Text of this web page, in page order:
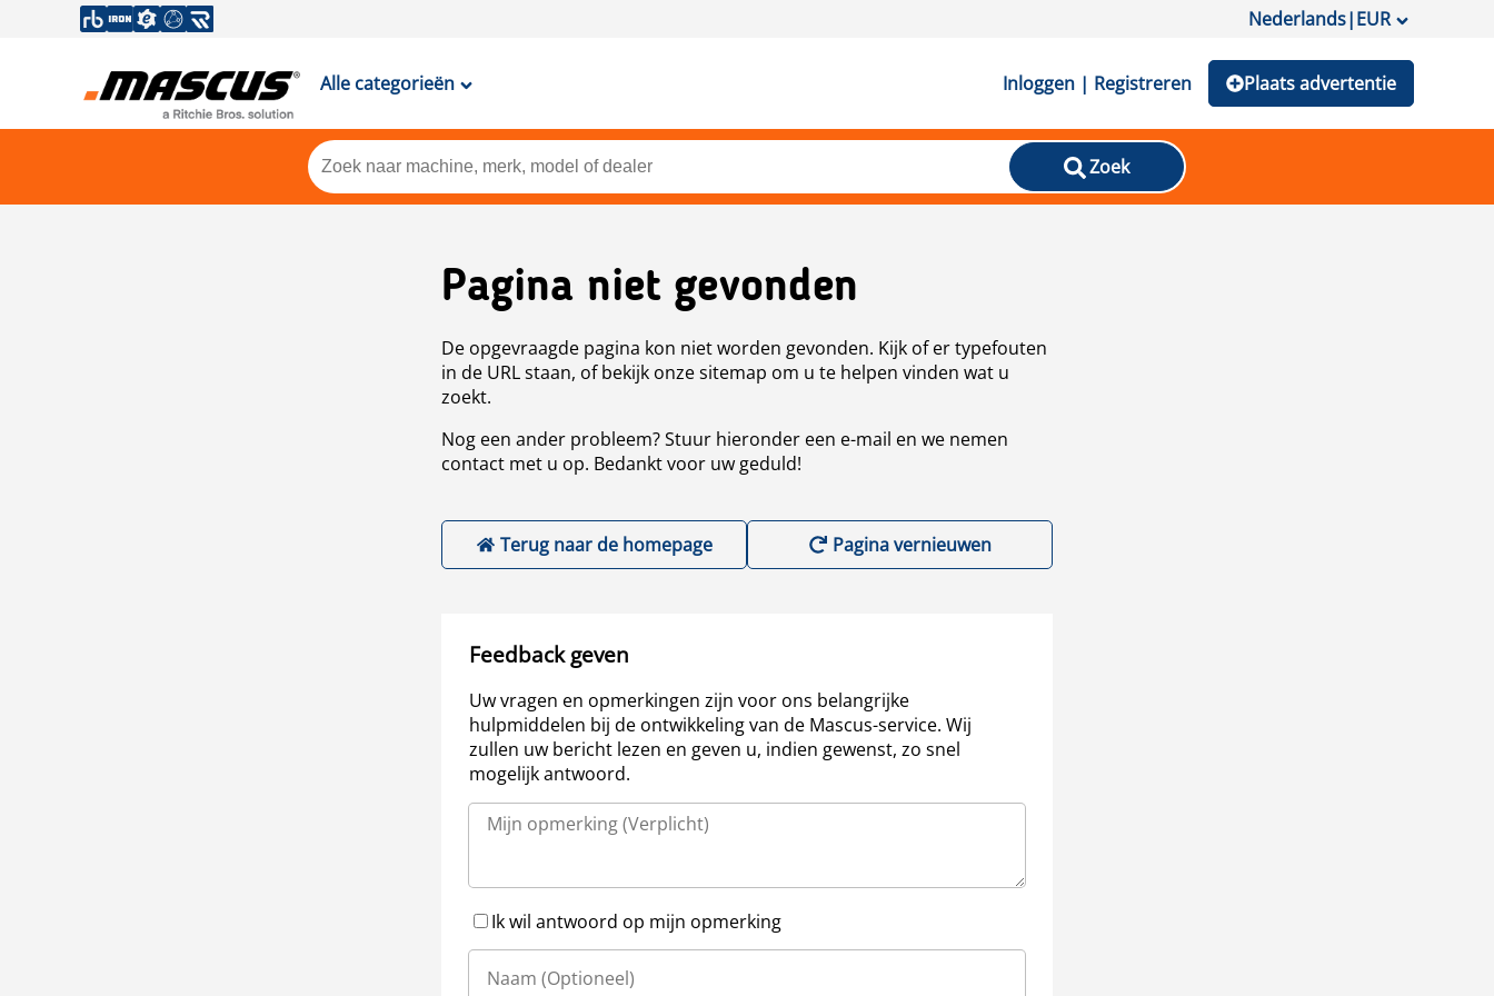
Nederlands|EUR
Alle categorieën Inloggen | Registreren Plaats advertentie
Zoek
Pagina niet gevonden
De opgevraagde pagina kon niet worden gevonden. Kijk of er typefouten
in de URL staan, of bekijk onze sitemap om u te helpen vinden wat u
zoekt.
Nog een ander probleem? Stuur hieronder een e-mail en we nemen
contact met u op. Bedankt voor uw geduld!
Terug naar de homepage Pagina vernieuwen
Feedback geven
Uw vragen en opmerkingen zijn voor ons belangrijke
hulpmiddelen bij de ontwikkeling van de Mascus-service. Wij
zullen uw bericht lezen en geven u, indien gewenst, zo snel
mogelijk antwoord.
Ik wil antwoord op mijn opmerking